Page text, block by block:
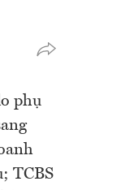
phụ
TCBS